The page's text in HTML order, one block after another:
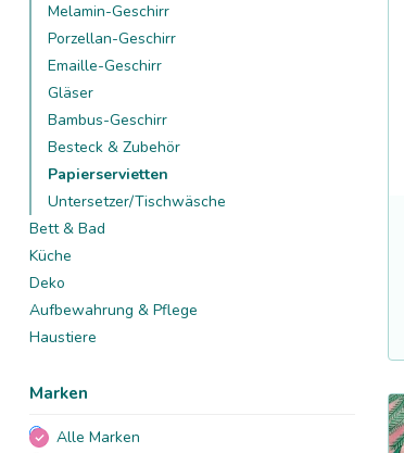
Melamin-Geschirr
Porzellan-Geschirr
Emaille-Geschirr
Gläser
Bambus-Geschirr
Besteck & Zubehör
Papierservietten
Untersetzer/Tischwäsche
Bett & Bad
Küche
Deko
Aufbewahrung & Pflege
Haustiere
Marken
Alle Marken